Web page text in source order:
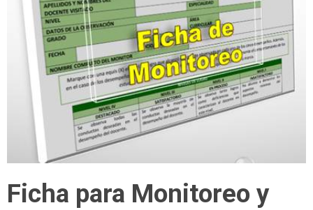
Ficha para Monitoreo y